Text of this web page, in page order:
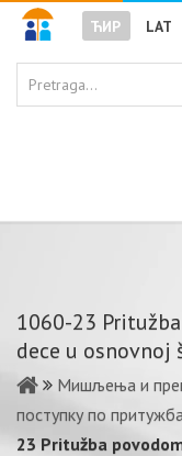
ЋИР LAT
1060-23
dece u osnovnoj
Мишљења и
поступку по
23 Pritužba